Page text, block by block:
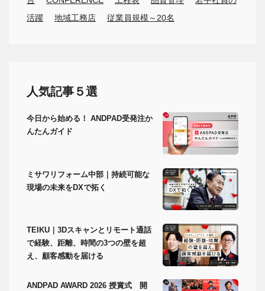
活躍
地域工務店 従業員規模～20名
人気記事５選
今日から始める！ ANDPAD受発注か
んたんガイド
ミサワリフォーム中部｜持続可能な
現場の未来をDXで拓く
TEIKU｜3Dスキャンとリモート通話
で経験、距離、時間の3つの壁を超
え、顧客感動を届ける
ANDPAD AWARD 2026 授賞式 開